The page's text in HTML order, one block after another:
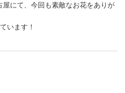
にて、今回も素敵なお花をありが
います！